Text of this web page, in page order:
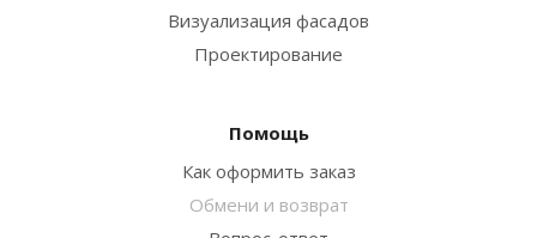
Визуализация фасадов
Проектирование
Помощь
Как оформить заказ
Обмени и возврат